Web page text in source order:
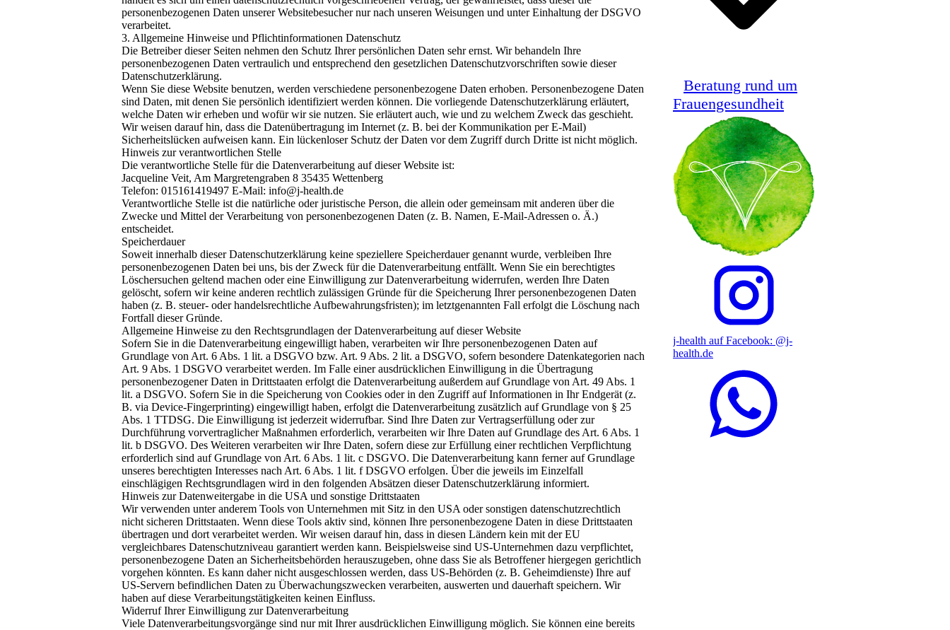
personenbezogenen Daten unserer Websitebesucher nur nach unseren Weisungen und unter Einhaltung der DSGVO
verarbeitet.
3. Allgemeine Hinweise und Pflichtinformationen Datenschutz
Die Betreiber dieser Seiten nehmen den Schutz Ihrer persönlichen Daten sehr ernst. Wir behandeln Ihre
personenbezogenen Daten vertraulich und entsprechend den gesetzlichen Datenschutzvorschriften sowie dieser
Datenschutzerklärung.
Wenn Sie diese Website benutzen, werden verschiedene personenbezogene Daten erhoben. Personenbezogene Daten
sind Daten, mit denen Sie persönlich identifiziert werden können. Die vorliegende Datenschutzerklärung erläutert,
welche Daten wir erheben und wofür wir sie nutzen. Sie erläutert auch, wie und zu welchem Zweck das geschieht.
Wir weisen darauf hin, dass die Datenübertragung im Internet (z. B. bei der Kommunikation per E-Mail)
Sicherheitslücken aufweisen kann. Ein lückenloser Schutz der Daten vor dem Zugriff durch Dritte ist nicht möglich.
Hinweis zur verantwortlichen Stelle
Die verantwortliche Stelle für die Datenverarbeitung auf dieser Website ist:
Jacqueline Veit, Am Margretengraben 8 35435 Wettenberg
Telefon: 015161419497 E-Mail: info@j-health.de
Verantwortliche Stelle ist die natürliche oder juristische Person, die allein oder gemeinsam mit anderen über die
Zwecke und Mittel der Verarbeitung von personenbezogenen Daten (z. B. Namen, E-Mail-Adressen o. Ä.)
entscheidet.
Speicherdauer
Soweit innerhalb dieser Datenschutzerklärung keine speziellere Speicherdauer genannt wurde, verbleiben Ihre
personenbezogenen Daten bei uns, bis der Zweck für die Datenverarbeitung entfällt. Wenn Sie ein berechtigtes
Löschersuchen geltend machen oder eine Einwilligung zur Datenverarbeitung widerrufen, werden Ihre Daten
gelöscht, sofern wir keine anderen rechtlich zulässigen Gründe für die Speicherung Ihrer personenbezogenen Daten
haben (z. B. steuer- oder handelsrechtliche Aufbewahrungsfristen); im letztgenannten Fall erfolgt die Löschung nach
Fortfall dieser Gründe.
Allgemeine Hinweise zu den Rechtsgrundlagen der Datenverarbeitung auf dieser Website
Sofern Sie in die Datenverarbeitung eingewilligt haben, verarbeiten wir Ihre personenbezogenen Daten auf
Grundlage von Art. 6 Abs. 1 lit. a DSGVO bzw. Art. 9 Abs. 2 lit. a DSGVO, sofern besondere Datenkategorien nach
Art. 9 Abs. 1 DSGVO verarbeitet werden. Im Falle einer ausdrücklichen Einwilligung in die Übertragung
personenbezogener Daten in Drittstaaten erfolgt die Datenverarbeitung außerdem auf Grundlage von Art. 49 Abs. 1
lit. a DSGVO. Sofern Sie in die Speicherung von Cookies oder in den Zugriff auf Informationen in Ihr Endgerät (z.
B. via Device-Fingerprinting) eingewilligt haben, erfolgt die Datenverarbeitung zusätzlich auf Grundlage von § 25
Abs. 1 TTDSG. Die Einwilligung ist jederzeit widerrufbar. Sind Ihre Daten zur Vertragserfüllung oder zur
Durchführung vorvertraglicher Maßnahmen erforderlich, verarbeiten wir Ihre Daten auf Grundlage des Art. 6 Abs. 1
lit. b DSGVO. Des Weiteren verarbeiten wir Ihre Daten, sofern diese zur Erfüllung einer rechtlichen Verpflichtung
erforderlich sind auf Grundlage von Art. 6 Abs. 1 lit. c DSGVO. Die Datenverarbeitung kann ferner auf Grundlage
unseres berechtigten Interesses nach Art. 6 Abs. 1 lit. f DSGVO erfolgen. Über die jeweils im Einzelfall
einschlägigen Rechtsgrundlagen wird in den folgenden Absätzen dieser Datenschutzerklärung informiert.
Hinweis zur Datenweitergabe in die USA und sonstige Drittstaaten
Wir verwenden unter anderem Tools von Unternehmen mit Sitz in den USA oder sonstigen datenschutzrechtlich
nicht sicheren Drittstaaten. Wenn diese Tools aktiv sind, können Ihre personenbezogene Daten in diese Drittstaaten
übertragen und dort verarbeitet werden. Wir weisen darauf hin, dass in diesen Ländern kein mit der EU
vergleichbares Datenschutzniveau garantiert werden kann. Beispielsweise sind US-Unternehmen dazu verpflichtet,
personenbezogene Daten an Sicherheitsbehörden herauszugeben, ohne dass Sie als Betroffener hiergegen gerichtlich
vorgehen könnten. Es kann daher nicht ausgeschlossen werden, dass US-Behörden (z. B. Geheimdienste) Ihre auf
US-Servern befindlichen Daten zu Überwachungszwecken verarbeiten, auswerten und dauerhaft speichern. Wir
haben auf diese Verarbeitungstätigkeiten keinen Einfluss.
Widerruf Ihrer Einwilligung zur Datenverarbeitung
Viele Datenverarbeitungsvorgänge sind nur mit Ihrer ausdrücklichen Einwilligung möglich. Sie können eine bereits
Beratung rund um
Frauengesundheit
j-health auf Facebook: @j-
health.de